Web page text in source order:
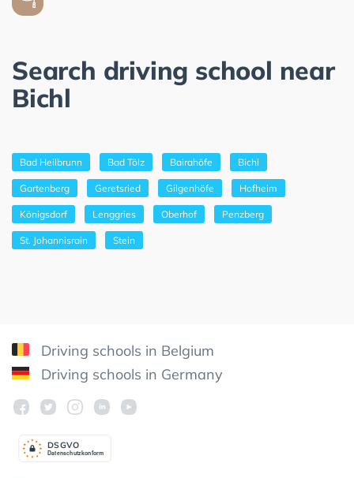
Search driving school near
Bichl
Bad Heilbrunn Bad Tölz Bairahöfe Bichl
Gartenberg Geretsried Gilgenhöfe Hofheim
Königsdorf Lenggries Oberhof Penzberg
St. Johannisrain Stein
Driving schools in Belgium
Driving schools in Germany
Datenschutzkonform
DSGVO